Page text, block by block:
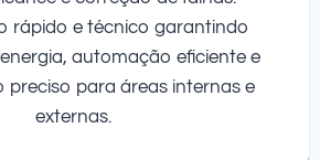
rápido e técnico garantindo
automação eficiente e
preciso para áreas internas e
externas.